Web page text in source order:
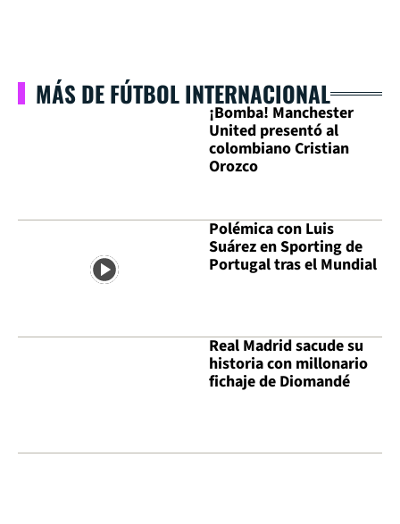
MÁS DE FÚTBOL INTERNACIONAL
¡Bomba! Manchester
United presentó al
colombiano Cristian
Orozco
Polémica con Luis
Suárez en Sporting de
Portugal tras el Mundial
Real Madrid sacude su
historia con millonario
fichaje de Diomandé